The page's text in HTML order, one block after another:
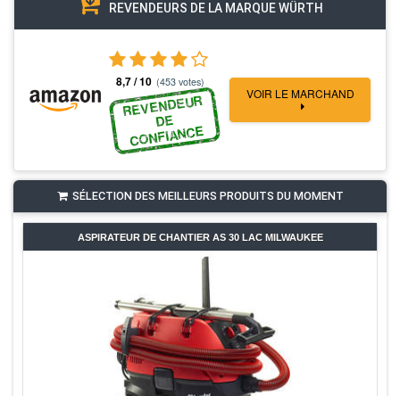
REVENDEURS DE LA MARQUE WÜRTH
8,7 / 10 (453 votes)
REVENDEUR
DE
CONFIANCE
VOIR LE MARCHAND
SÉLECTION DES MEILLEURS PRODUITS DU MOMENT
ASPIRATEUR DE CHANTIER AS 30 LAC MILWAUKEE